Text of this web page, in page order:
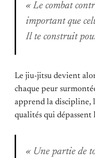
« Le combat
important que
Il te construit
Le jiu-jitsu devient
chaque peur
apprend la discipline,
qualités qui dépassent
« Une partie de